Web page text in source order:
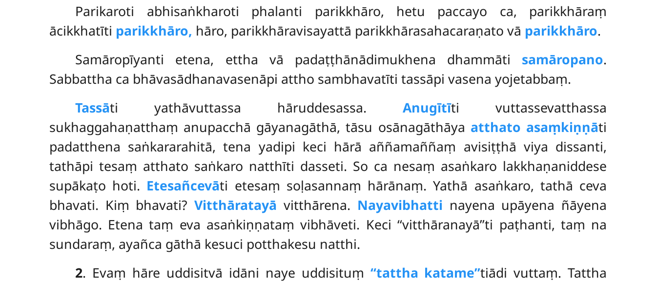
Parikaroti abhisaṅkharoti phalanti parikkhāro, hetu paccayo ca, parikkhāraṃ
ācikkhatīti parikkhāro, hāro, parikkhāravisayattā parikkhārasahacaraṇato vā parikkhāro.
Samāropīyanti etena, ettha vā padaṭṭhānādimukhena dhammāti samāropano.
Sabbattha ca bhāvasādhanavasenāpi attho sambhavatīti tassāpi vasena yojetabbaṃ.
Tassātiyathāvuttassa hāruddesassa.Anugītīti vuttassevatthassa
sukhaggahaṇatthaṃ anupacchā gāyanagāthā, tāsu osānagāthāya atthato asaṃkiṇṇāti
padatthena saṅkararahitā, tena yadipi keci hārā aññamaññaṃ avisiṭṭhā viya dissanti,
tathāpi tesaṃ atthato saṅkaro natthīti dasseti. So ca nesaṃ asaṅkaro lakkhaṇaniddese
supākaṭo hoti. Etesañcevāti etesaṃ soḷasannaṃ hārānaṃ. Yathā asaṅkaro, tathā ceva
bhavati. Kiṃ bhavati?Vitthāratayā vitthārena. Nayavibhatti nayena upāyena ñāyena
vibhāgo. Etena taṃ eva asaṅkiṇṇataṃ vibhāveti. Keci ‘‘vitthāranayā’’ti paṭhanti, taṃ na
sundaraṃ, ayañca gāthā kesuci potthakesu natthi.
2. Evaṃ hāre uddisitvā idāni naye uddisituṃ ‘‘tattha katame’’tiādi vuttaṃ. Tattha